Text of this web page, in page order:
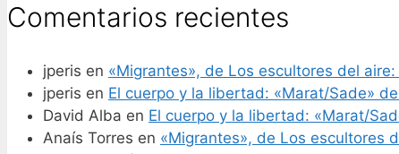
Comentarios recientes
jperis en «Migrantes», de Los escultores del
jperis en El cuerpo y la libertad: «Marat/Sade»
David Alba en El cuerpo y la libertad: «Marat/
Anaís Torres en «Migrantes», de Los escultores